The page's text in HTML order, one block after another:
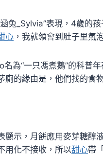
兔_Sylvia”表現，4歲的
心 ，我就領會到肚子里氣
為“一只馮煮鵝”的科普
廁的緣由是，他們找的食
顯示，月餅應用麥芽糖醇
用化不接收，所以甜心帶